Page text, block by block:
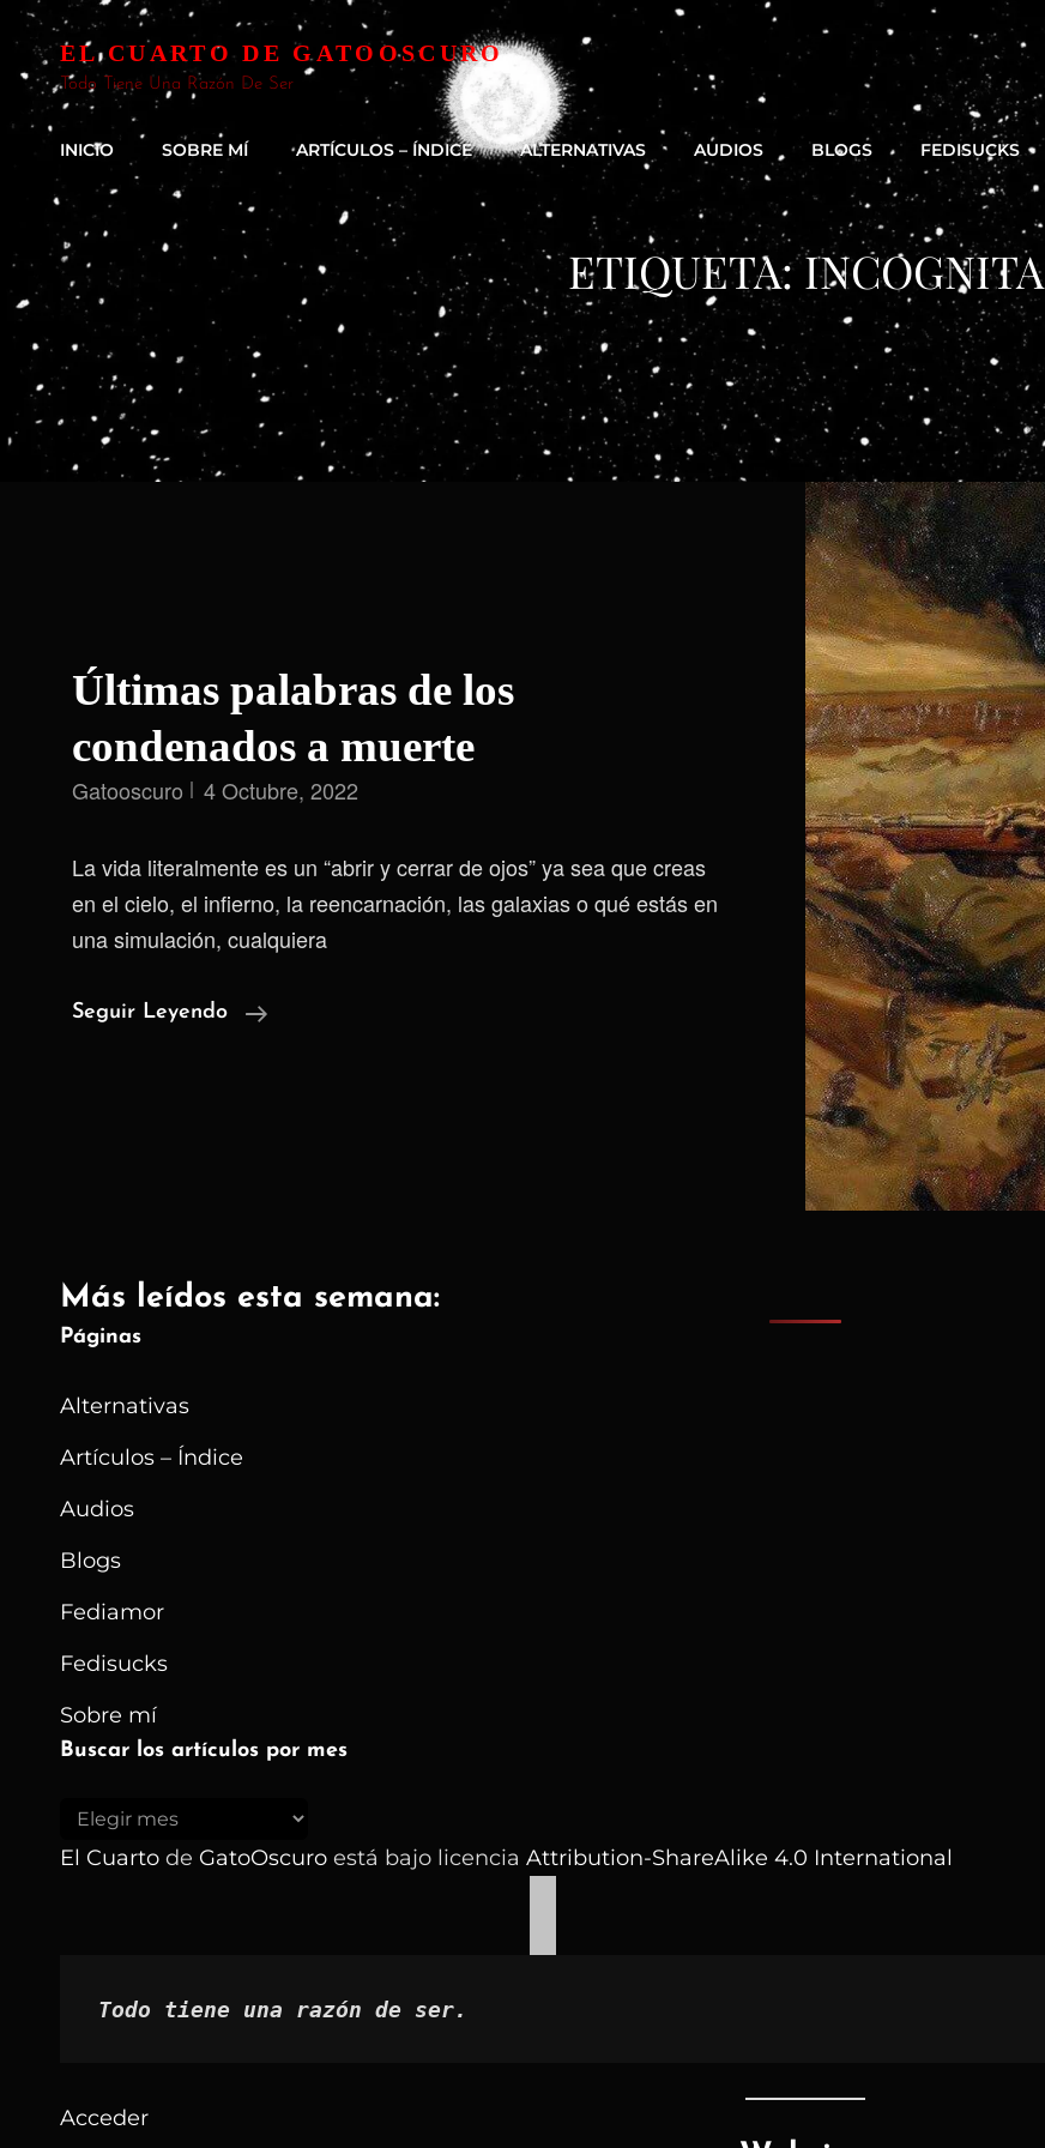
EL CUARTO DE GATOOSCURO
Todo Tiene Una Razón De Ser
INICIO SOBRE MÍ ARTÍCULOS – ÍNDICE ALTERNATIVAS AUDIOS BLOGS FEDISUCKS
ETIQUETA:INCOGNITA
Últimas palabras de los
condenados a muerte
Gatooscuro 4 Octubre, 2022
La vida literalmente es un “abrir y cerrar de ojos” ya sea que creas
en el cielo, el infierno, la reencarnación, las galaxias o qué estás en
una simulación, cualquiera
Seguir Leyendo
Últimas
Más leídos esta semana:
Páginas
Alternativas
Artículos – Índice
Audios
Blogs
Fediamor
Fedisucks
Sobre mí
Buscar los artículos por mes
Buscar
los
El Cuarto de GatoOscuro está bajo licencia Attribution-ShareAlike 4.0 International
Todo tiene una razón de ser.
Acceder